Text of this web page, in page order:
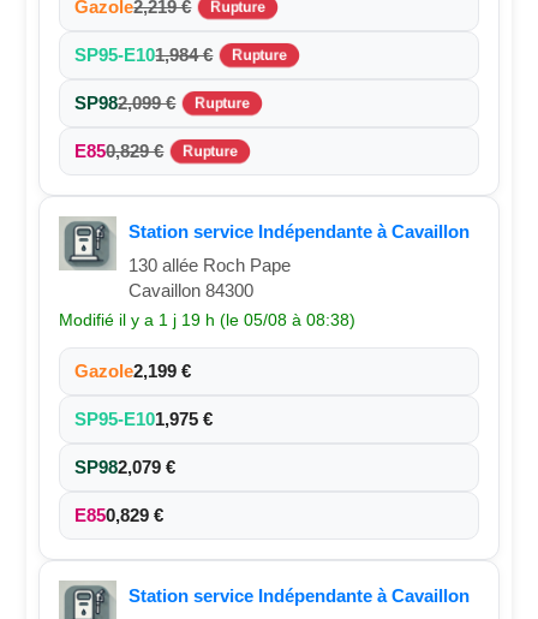
Gazole2,219 € Rupture
SP95-E101,984 € Rupture
SP982,099 € Rupture
E850,829 € Rupture
Station service Indépendante à Cavaillon
130 allée Roch Pape
Cavaillon 84300
Modifié il y a 1 j 19 h (le 05/08 à 08:38)
Gazole2,199 €
SP95-E101,975 €
SP982,079 €
E850,829 €
Station service Indépendante à Cavaillon